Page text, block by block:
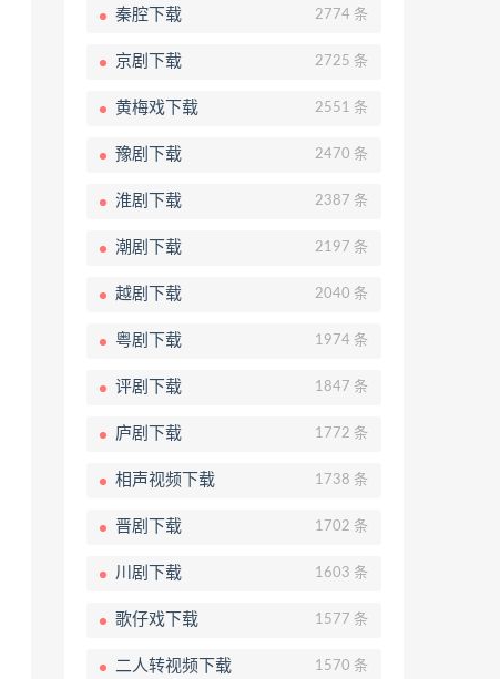
秦腔下载 2774 条
京剧下载 2725 条
黄梅戏下载 2551 条
豫剧下载 2470 条
淮剧下载 2387 条
潮剧下载 2197 条
越剧下载 2040 条
粤剧下载 1974 条
评剧下载 1847 条
庐剧下载 1772 条
相声视频下载 1738 条
晋剧下载 1702 条
川剧下载 1603 条
歌仔戏下载 1577 条
二人转视频下载 1570 条